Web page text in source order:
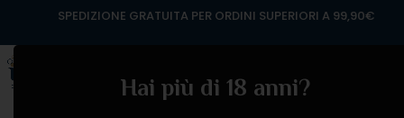
Hai più di 18 anni?
SPEDIZIONE GRATUITA PER ORDINI SUPERIORI A 99,90€